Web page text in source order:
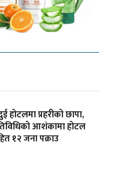
होटलमा प्रहरीको छापा,
आशंकामा होटल
१२ जना पक्राउ